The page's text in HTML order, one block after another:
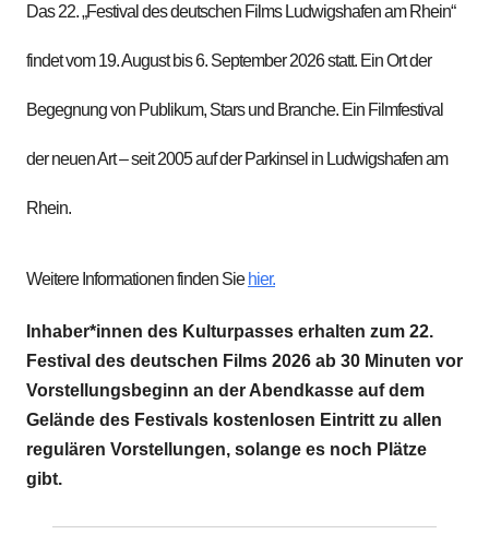
Das 22. „Festival des deutschen Films Ludwigshafen am Rhein“
findet vom 19. August bis 6. September 2026 statt. Ein Ort der
Begegnung von Publikum, Stars und Branche. Ein Filmfestival
der neuen Art – seit 2005 auf der Parkinsel in Ludwigshafen am
Rhein.
Weitere Informationen finden Sie hier.
Inhaber*innen des Kulturpasses erhalten zum 22.
Festival des deutschen Films 2026 ab 30 Minuten vor
Vorstellungsbeginn an der Abendkasse auf dem
Gelände des Festivals kostenlosen Eintritt zu allen
regulären Vorstellungen, solange es noch Plätze
gibt.